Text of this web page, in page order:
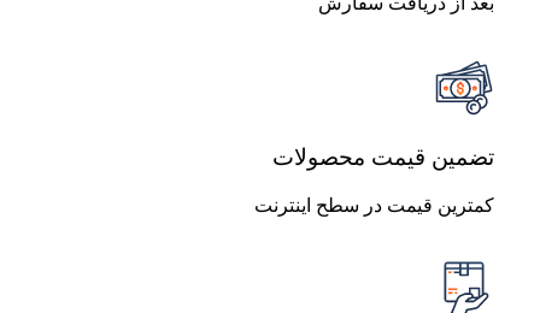
تضمین قیمت محصولات
کمترین قیمت در سطح اینترنت